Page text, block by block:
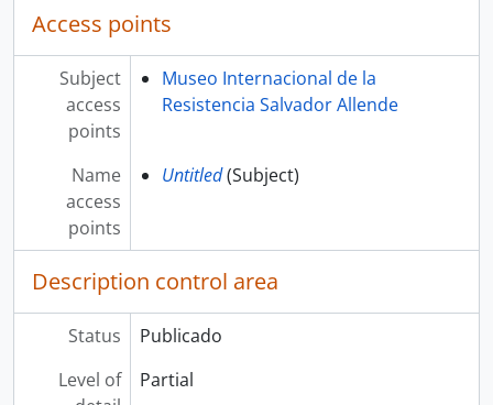
Access points
Subject
access
points
Museo Internacional de la
Resistencia Salvador Allende
Name
access
points
Untitled(Subject)
Description control area
Status
Publicado
Level of
Partial